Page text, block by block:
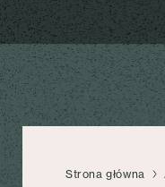
Strona główna